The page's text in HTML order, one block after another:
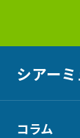
シアー
コラム